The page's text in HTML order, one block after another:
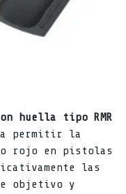
huella tipo RMR
permitir la
rojo en pistolas
las
objetivo y